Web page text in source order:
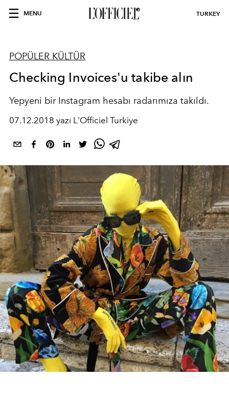
MENU TURKEY
POPÜLER KÜLTÜR
Checking Invoices'u takibe alın
Yepyeni bir Instagram hesabı radarımıza takıldı.
07.12.2018 yazı L'Officiel Turkiye